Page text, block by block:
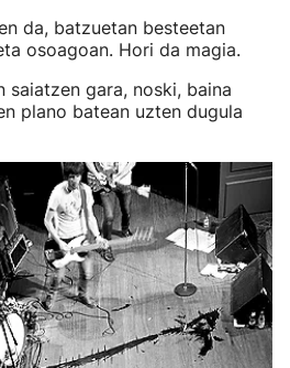
da, batzuetan besteetan
osoagoan. Hori da magia.
gara, noski, baina
plano batean uzten dugula